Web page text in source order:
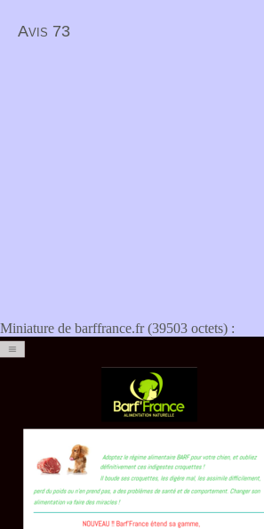
Avis 73
Miniature de barffrance.fr (39503 octets) :